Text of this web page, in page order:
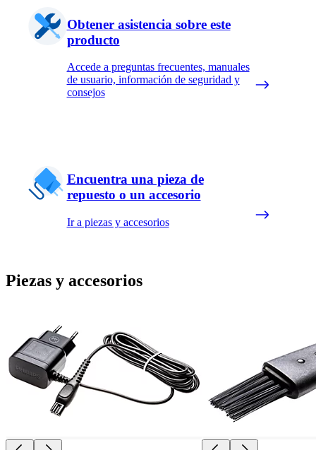
Obtener asistencia sobre este
producto
Accede a preguntas frecuentes, manuales
de usuario, información de seguridad y
consejos
Encuentra una pieza de
repuesto o un accesorio
Ir a piezas y accesorios
Piezas y accesorios